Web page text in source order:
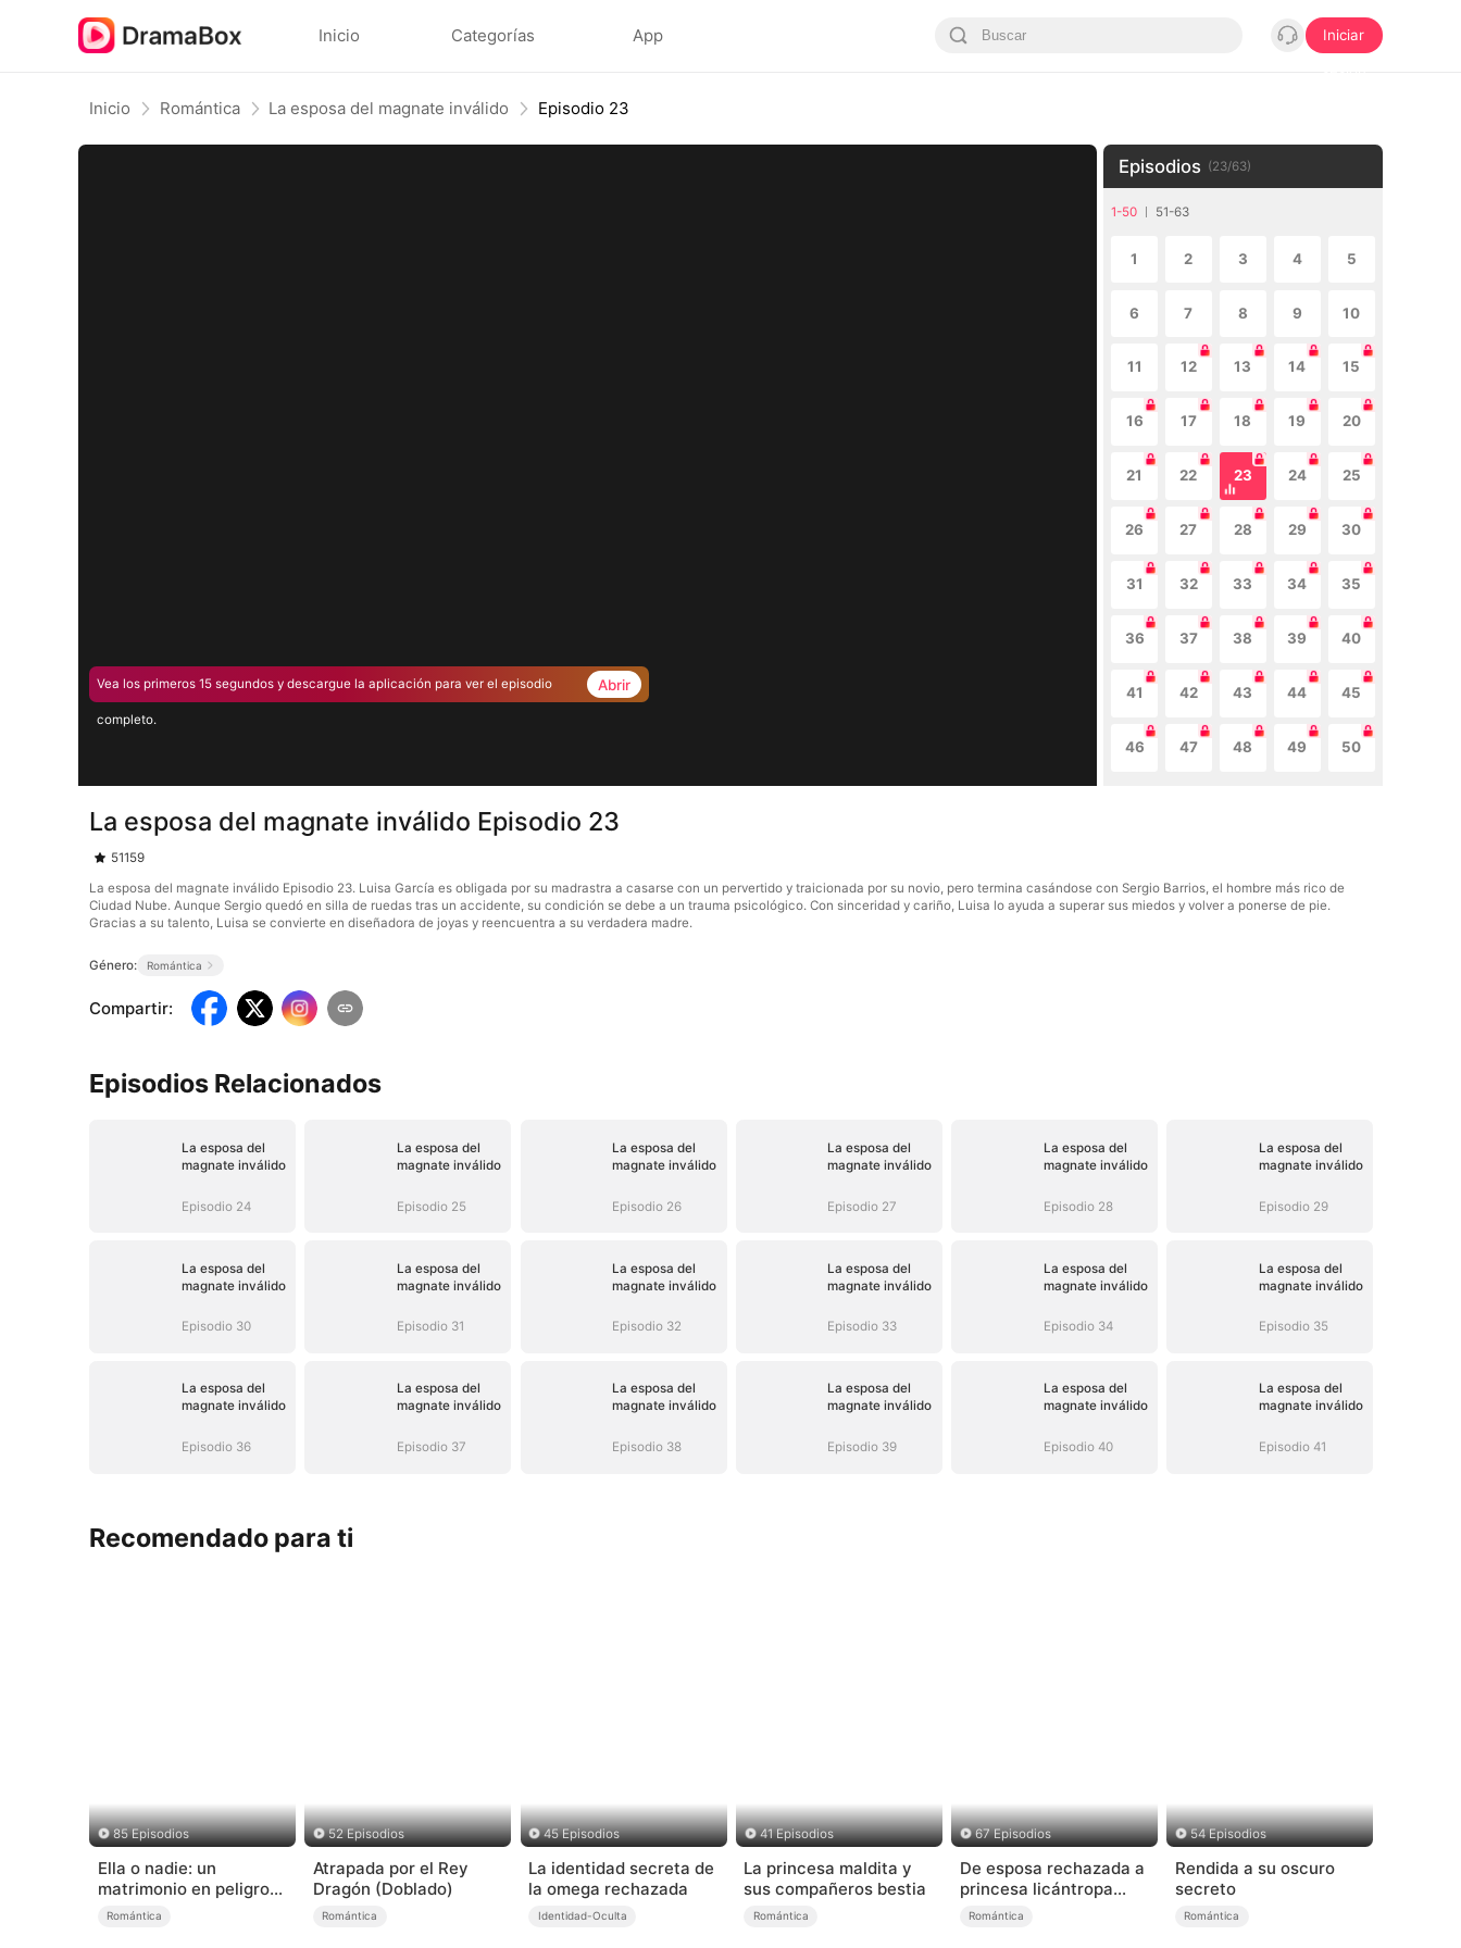
Inicio Categorías App Iniciar
Inicio Romántica La esposa del magnate inválido Episodio 23
Vea los primeros 15 segundos y descargue la aplicación para ver el episodio
completo.
Abrir
Episodios (23/63)
1-50 51-63
1 2 3 4 5
6 7 8 9 10
11 12 13 14 15
16 17 18 19 20
21 22 23 24 25
26 27 28 29 30
31 32 33 34 35
36 37 38 39 40
41 42 43 44 45
46 47 48 49 50
La esposa del magnate inválido Episodio 23
51159
La esposa del magnate inválido Episodio 23. Luisa García es obligada por su madrastra a casarse con un pervertido y traicionada por su novio, pero termina casándose con Sergio Barrios, el hombre más rico de
Ciudad Nube. Aunque Sergio quedó en silla de ruedas tras un accidente, su condición se debe a un trauma psicológico. Con sinceridad y cariño, Luisa lo ayuda a superar sus miedos y volver a ponerse de pie.
Gracias a su talento, Luisa se convierte en diseñadora de joyas y reencuentra a su verdadera madre.
Género: Romántica
Compartir:
Episodios Relacionados
La esposa del
magnate inválido
Episodio 24
La esposa del
magnate inválido
Episodio 25
La esposa del
magnate inválido
Episodio 26
La esposa del
magnate inválido
Episodio 27
La esposa del
magnate inválido
Episodio 28
La esposa del
magnate inválido
Episodio 29
La esposa del
magnate inválido
Episodio 30
La esposa del
magnate inválido
Episodio 31
La esposa del
magnate inválido
Episodio 32
La esposa del
magnate inválido
Episodio 33
La esposa del
magnate inválido
Episodio 34
La esposa del
magnate inválido
Episodio 35
La esposa del
magnate inválido
Episodio 36
La esposa del
magnate inválido
Episodio 37
La esposa del
magnate inválido
Episodio 38
La esposa del
magnate inválido
Episodio 39
La esposa del
magnate inválido
Episodio 40
La esposa del
magnate inválido
Episodio 41
Recomendado para ti
85 Episodios
Ella o nadie: un
matrimonio en peligro
(Doblado)
Romántica
52 Episodios
Atrapada por el Rey
Dragón (Doblado)
Romántica
45 Episodios
La identidad secreta de
la omega rechazada
Identidad-Oculta
41 Episodios
La princesa maldita y
sus compañeros bestia
Romántica
67 Episodios
De esposa rechazada a
princesa licántropa
(Doblado)
Romántica
54 Episodios
Rendida a su oscuro
secreto
Romántica